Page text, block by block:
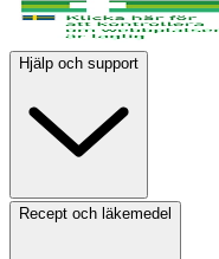
Hjälp och support
Recept och läkemedel